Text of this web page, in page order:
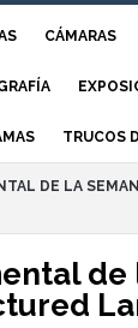
CÁMARAS
TRUCOS
DE LA
de